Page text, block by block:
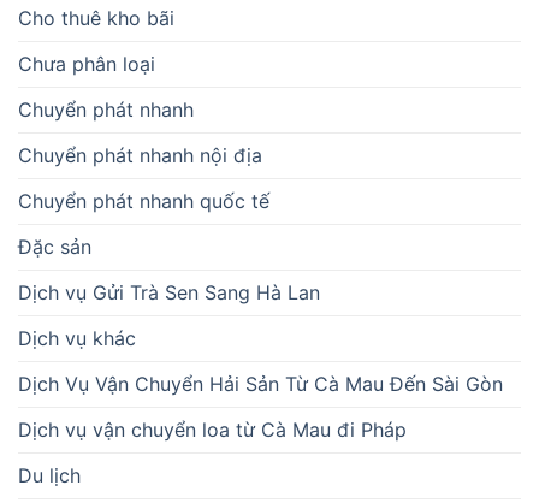
Cho thuê kho bãi
Chưa phân loại
Chuyển phát nhanh
Chuyển phát nhanh nội địa
Chuyển phát nhanh quốc tế
Đặc sản
Dịch vụ Gửi Trà Sen Sang Hà Lan
Dịch vụ khác
Dịch Vụ Vận Chuyển Hải Sản Từ Cà Mau Đến Sài Gòn
Dịch vụ vận chuyển loa từ Cà Mau đi Pháp
Du lịch